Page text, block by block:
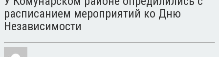
расписанием мероприятий ко Дню
Независимости